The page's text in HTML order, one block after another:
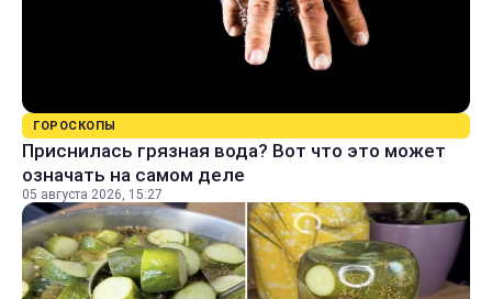
ГОРОСКОПЫ
Приснилась грязная вода? Вот что это может
означать на самом деле
05 августа 2026, 15:27